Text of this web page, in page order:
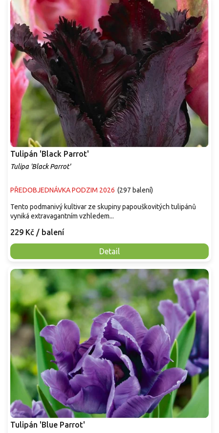
s
p
r
o
d
u
k
t
ů
Tulipán 'Black Parrot'
Tulipa 'Black Parrot'
PŘEDOBJEDNÁVKA PODZIM 2026 (297 balení)
229 Kč / balení
Detail
Tento podmanivý kultivar ze skupiny papouškovitých tulipánů
vyniká extravagantním vzhledem...
Tulipán 'Blue Parrot'